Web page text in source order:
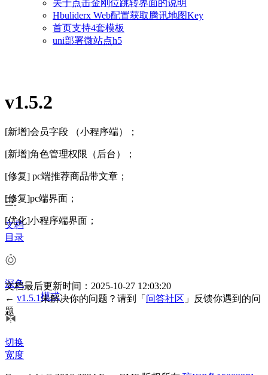
关于点击金刚位跳转界面的说明
Hbuliderx Web配置获取腾讯地图Key
首页支持4套模板
uni部署微站点h5
v1.5.2
[新增]会员字段 （小程序端）；
[新增]角色管理权限（后台）；
[修复] pc端推荐商品带文章；
[修复]pc端界面；
[优化]小程序端界面；
文档最后更新时间：2025-10-27 12:03:20
← v1.5.1未解决你的问题？请到「 问答社区 」反馈你遇到的问
题
文档
目录
深色
模式
切换
宽度